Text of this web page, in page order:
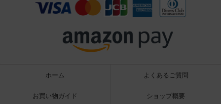
ホーム よくあるご質問
お買い物ガイド ショップ概要